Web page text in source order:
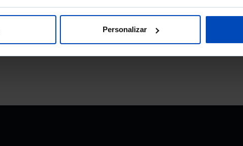
Personalizar